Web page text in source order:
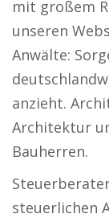
mit großem
unseren
Anwälte:
anzieht.
Architektur
Bauherren.
steuerlichen